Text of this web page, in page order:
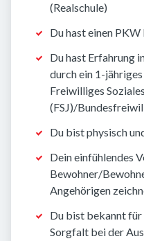
(Realschule)
Du hast einen
Du hast Erfahrung
durch ein 1-
Freiwilliges
(FSJ)/
Du bist physisch
Dein einfühlendes
Bewohner/
Angehörigen
Du bist bekannt
Sorgfalt bei der